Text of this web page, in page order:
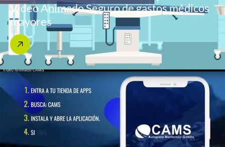
Video Animado Seguro de gastos médicos
mayores